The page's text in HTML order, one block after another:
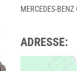
MERCEDES-
ADRESSE: